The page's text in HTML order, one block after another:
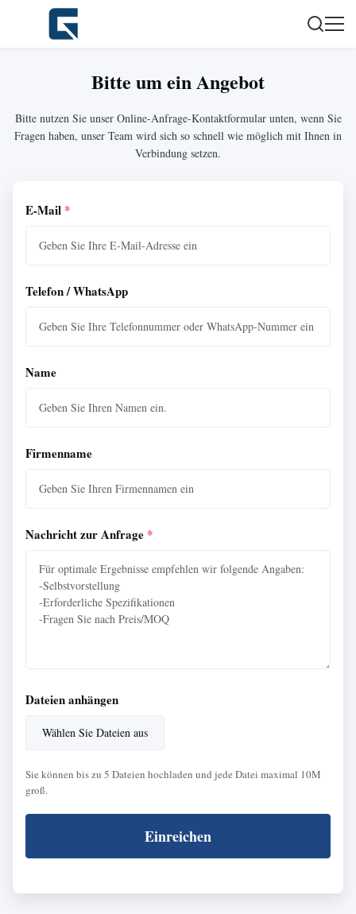
Bitte um ein Angebot
Bitte nutzen Sie unser Online-Anfrage-Kontaktformular unten, wenn Sie
Fragen haben, unser Team wird sich so schnell wie möglich mit Ihnen in
Verbindung setzen.
E-Mail *
Telefon / WhatsApp
Name
Firmenname
Nachricht zur Anfrage *
Dateien anhängen
Wählen Sie Dateien aus
Sie können bis zu 5 Dateien hochladen und jede Datei maximal 10M
groß.
Einreichen